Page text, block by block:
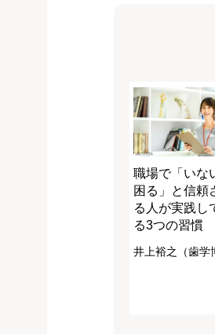
職場で「いな
困る」と信頼
る人が実践し
る3つの習慣
井上裕之（歯学